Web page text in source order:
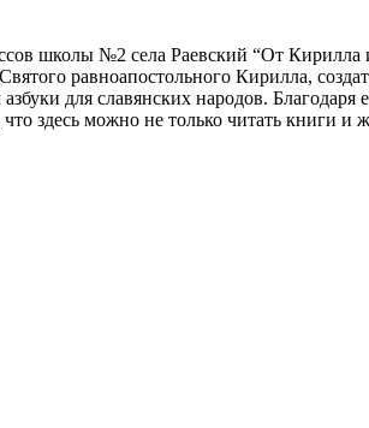
школы №2 села Раевский “От
равноапостольного Кирилла,
для славянских народов. Благодаря
здесь можно не только читать книги